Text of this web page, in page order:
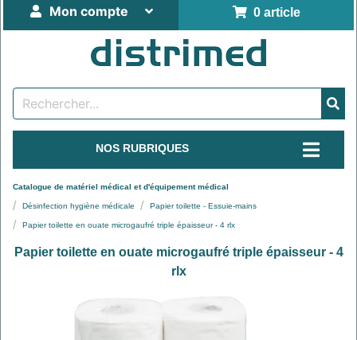
0 article
Mon compte
NOS RUBRIQUES
Catalogue de matériel médical et d'équipement médical
Désinfection hygiène médicale Papier toilette - Essuie-mains
Papier toilette en ouate microgaufré triple épaisseur - 4 rlx
Papier toilette en ouate microgaufré triple épaisseur - 4
rlx